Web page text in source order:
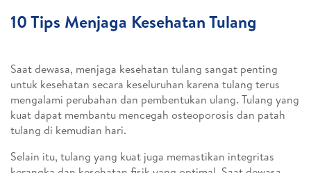
10 Tips Menjaga Kesehatan Tulang
Saat dewasa, menjaga kesehatan tulang sangat penting
untuk kesehatan secara keseluruhan karena tulang terus
mengalami perubahan dan pembentukan ulang. Tulang yang
kuat dapat membantu mencegah osteoporosis dan patah
tulang di kemudian hari.
Selain itu, tulang yang kuat juga memastikan integritas